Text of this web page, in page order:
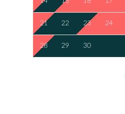
21 22 23 24
28 29 30